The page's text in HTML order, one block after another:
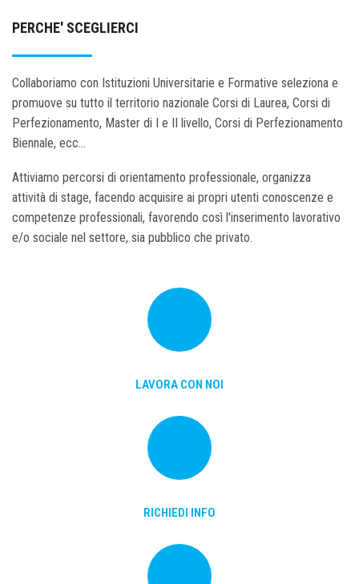
PERCHE' SCEGLIERCI
Collaboriamo con Istituzioni Universitarie e Formative seleziona e
promuove su tutto il territorio nazionale Corsi di Laurea, Corsi di
Perfezionamento, Master di I e II livello, Corsi di Perfezionamento
Biennale, ecc...
Attiviamo percorsi di orientamento professionale, organizza
attività di stage, facendo acquisire ai propri utenti conoscenze e
competenze professionali, favorendo così l'inserimento lavorativo
e/o sociale nel settore, sia pubblico che privato.
LAVORA CON NOI
RICHIEDI INFO